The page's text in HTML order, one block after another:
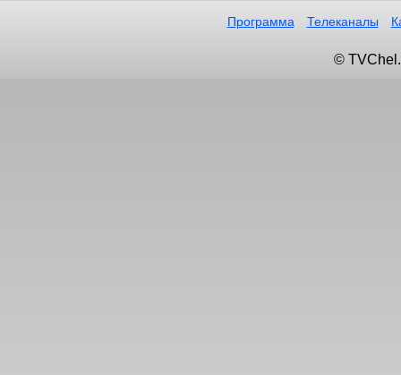
Программа Телеканалы
©